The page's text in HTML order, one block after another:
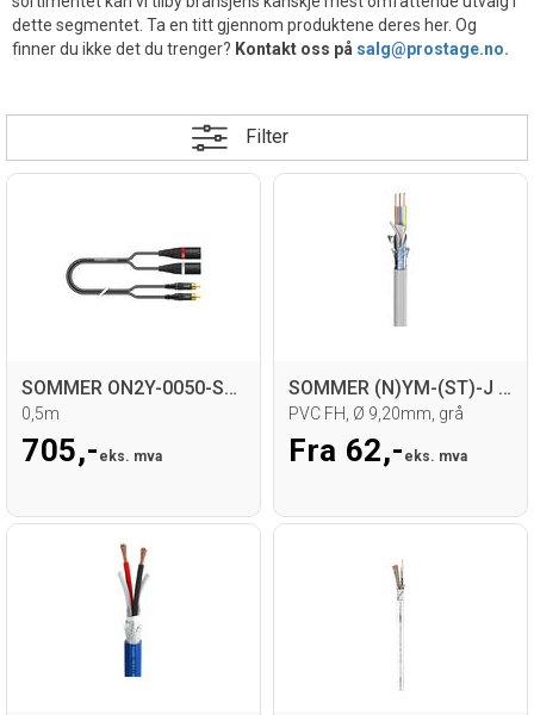
dette segmentet. Ta en titt gjennom produktene deres her. Og
finner du ikke det du trenger? Kontakt oss på salg@prostage.no.
Filter
SOMMER ON2Y-0050-SW RCA - XLR Kabel
0,5m
705,- eks. mva
SOMMER (N)YM-(ST)-J Strømkabel
PVC FH, Ø 9,20mm, grå
Fra 62,- eks. mva